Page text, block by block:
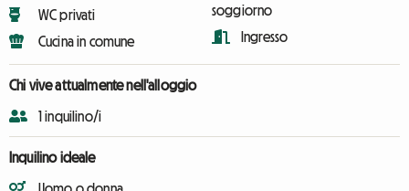
WC privati
Cucina in comune
soggiorno
Ingresso
Chi vive attualmente nell'alloggio
1 inquilino/i
Inquilino ideale
Uomo o donna